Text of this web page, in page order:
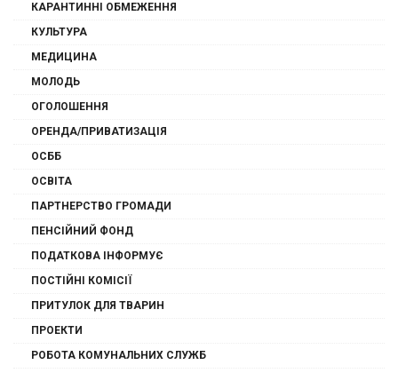
КАРАНТИННІ ОБМЕЖЕННЯ
КУЛЬТУРА
МЕДИЦИНА
МОЛОДЬ
ОГОЛОШЕННЯ
ОРЕНДА/ПРИВАТИЗАЦІЯ
ОСББ
ОСВІТА
ПАРТНЕРСТВО ГРОМАДИ
ПЕНСІЙНИЙ ФОНД
ПОДАТКОВА ІНФОРМУЄ
ПОСТІЙНІ КОМІСІЇ
ПРИТУЛОК ДЛЯ ТВАРИН
ПРОЕКТИ
РОБОТА КОМУНАЛЬНИХ СЛУЖБ